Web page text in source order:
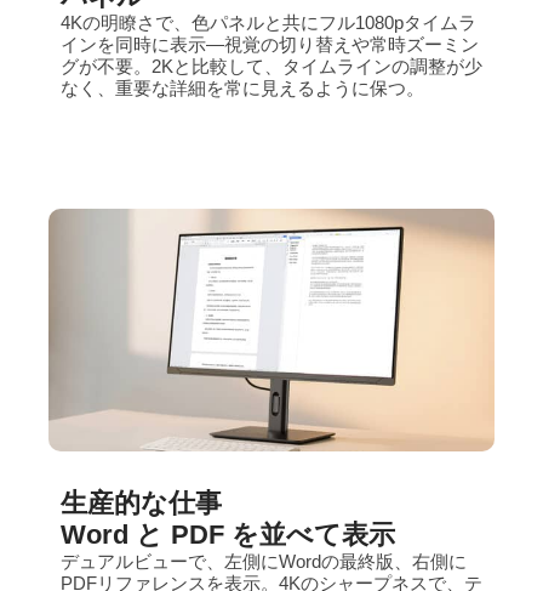
4Kの明瞭さで、色パネルと共にフル1080pタイムラ
インを同時に表示—視覚の切り替えや常時ズーミン
グが不要。2Kと比較して、タイムラインの調整が少
なく、重要な詳細を常に見えるように保つ。
生産的な仕事
Word と PDF を並べて表示
デュアルビューで、左側にWordの最終版、右側に
PDFリファレンスを表示。4Kのシャープネスで、テ